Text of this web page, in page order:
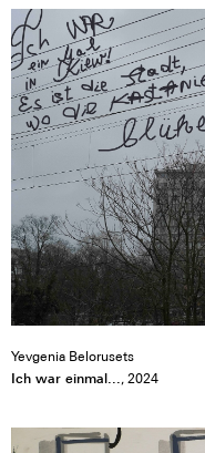
Yevgenia Belorusets
Ich war einmal... , 2024